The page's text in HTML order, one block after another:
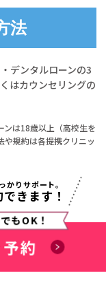
法
デンタルローンの3
はカウンセリングの
は18歳以上（高校生を
や規約は各提携クリニッ
かりサポート。
きます！
もOK！
約